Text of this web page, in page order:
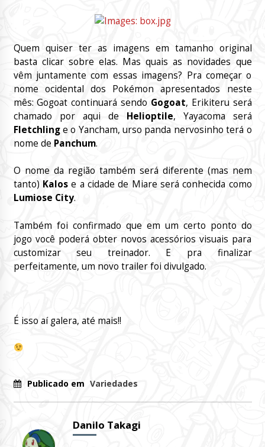
Quem quiser ter as imagens em tamanho original
basta clicar sobre elas. Mas quais as novidades que
vêm juntamente com essas imagens? Pra começar o
nome ocidental dos Pokémon apresentados neste
mês: Gogoat continuará sendo Gogoat, Erikiteru será
chamado por aqui de Helioptile, Yayacoma será
Fletchlinge o Yancham, urso panda nervosinho terá o
nome de Panchum.
O nome da região também será diferente (mas nem
tanto) Kalose a cidade de Miare será conhecida como
Lumiose City.
Também foi confirmado que em um certo ponto do
jogo você poderá obter novos acessórios visuais para
customizar seu treinador. E pra finalizar
perfeitamente, um novo trailer foi divulgado.
É isso aí galera, até mais!!
Publicado em Variedades
Danilo Takagi